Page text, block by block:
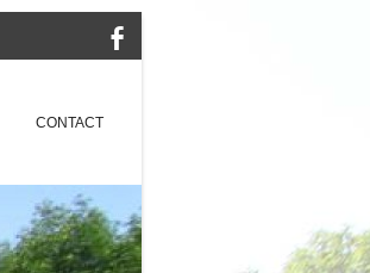
CONTACT